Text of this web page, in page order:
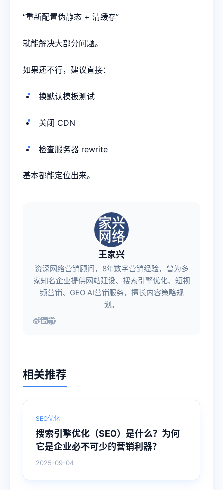
“重新配置伪静态 + 清缓存”
就能解决大部分问题。
如果还不行，建议直接：
换默认模板测试
关闭 CDN
检查服务器 rewrite
基本都能定位出来。
王家兴
资深网络营销顾问，8年数字营销经验，曾为多
家知名企业提供网站建设、搜索引擎优化、短视
频营销、GEO AI营销服务，擅长内容策略规
划。
相关推荐
SEO优化
搜索引擎优化（SEO）是什么？为何
它是企业必不可少的营销利器？
2025-09-04